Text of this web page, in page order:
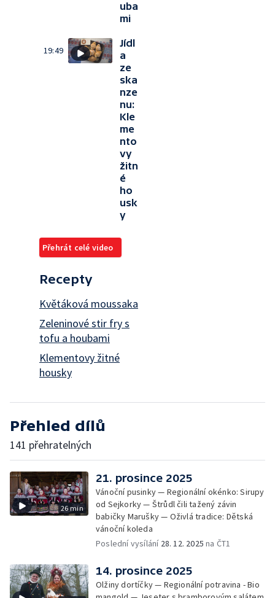
uba
mi
19:49
Jídl
a
ze
ska
nze
nu:
Kle
me
nto
vy
žitn
é
ho
usk
y
Přehrát celé video
Recepty
Květáková moussaka
Zeleninové stir fry s
tofu a houbami
Klementovy žitné
housky
Přehled dílů
141 přehratelných
26 min
21. prosince 2025
Vánoční pusinky — Regionální okénko: Sirupy
od Sejkorky — Štrůdl čili tažený závin
babičky Marušky — Oživlá tradice: Dětská
vánoční koleda
Poslední vysílání 28. 12. 2025 na ČT1
14. prosince 2025
Olžiny dortíčky — Regionální potravina - Bio